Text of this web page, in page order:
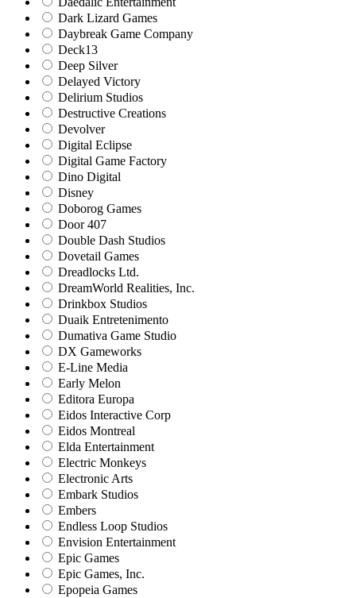
Dark Lizard Games
Daybreak Game Company
Deck13
Deep Silver
Delayed Victory
Delirium Studios
Destructive Creations
Devolver
Digital Eclipse
Digital Game Factory
Dino Digital
Disney
Doborog Games
Door 407
Double Dash Studios
Dovetail Games
Dreadlocks Ltd.
DreamWorld Realities, Inc.
Drinkbox Studios
Duaik Entretenimento
Dumativa Game Studio
DX Gameworks
E-Line Media
Early Melon
Editora Europa
Eidos Interactive Corp
Eidos Montreal
Elda Entertainment
Electric Monkeys
Electronic Arts
Embark Studios
Embers
Endless Loop Studios
Envision Entertainment
Epic Games
Epic Games, Inc.
Epopeia Games